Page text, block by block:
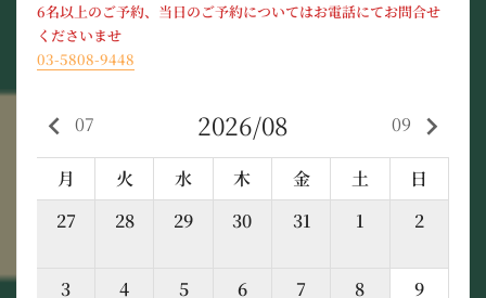
6名以上のご予約、当日のご予約についてはお電話にてお問合せ
くださいませ
03-5808-9448
keyboard_arrow_left 07 2026/08 09 keyboard_arrow_right
月 火 水 木 金 土
日
27
28 29 30 31 1 2
3 4 5 6 7 8 9